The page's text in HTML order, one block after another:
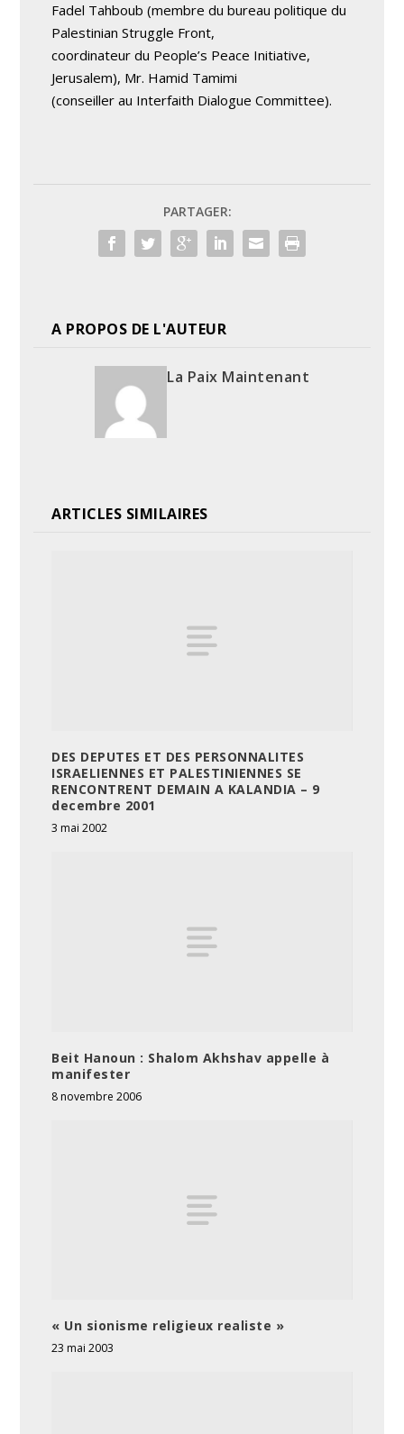
Fadel Tahboub (membre du bureau politique du
Palestinian Struggle Front,
coordinateur du People’s Peace Initiative,
Jerusalem), Mr. Hamid Tamimi
(conseiller au Interfaith Dialogue Committee).
PARTAGER:
A PROPOS DE L'AUTEUR
La Paix Maintenant
ARTICLES SIMILAIRES
DES DEPUTES ET DES PERSONNALITES
ISRAELIENNES ET PALESTINIENNES SE
RENCONTRENT DEMAIN A KALANDIA – 9
decembre 2001
3 mai 2002
Beit Hanoun : Shalom Akhshav appelle à
manifester
8 novembre 2006
« Un sionisme religieux realiste »
23 mai 2003